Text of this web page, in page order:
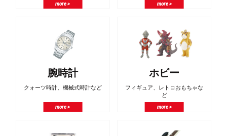
more > more >
腕時計
クォーツ時計、機械式時計など
more >
ホビー
フィギュア、レトロおもちゃな
ど
more >